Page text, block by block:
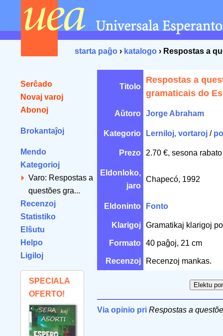
starta paĝo › katalogo › Respostas a
Serĉado
Novaj varoj
Abonoj
Brokantaĵoj
Mendo
Kategorioj
Varo: Respostas a
questões gra...
Recenzoj
Statistiko
Elŝutu
Helpo
Ligiloj
SPECIALA
OFERTO!
Titolo
Respostas a
gramaticais do
Aŭtoro Jorge Abraham
Kategorio Lerniloj, vortaroj /
Prezo 2.70 €, sesona
Eldonloko,
jaro
Chapecó, 1992
Eldoninto Fonto
Klarigoj Gramatikaj klarigoj
Formato 40 paĝoj, 21 cm
Recenzoj Recenzoj mankas.
Via opinio pri Respostas a